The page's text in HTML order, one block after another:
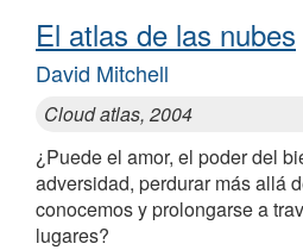
El atlas de las nubes
David Mitchell
Cloud atlas, 2004
¿Puede el amor, el poder del
adversidad, perdurar más allá
conocemos y prolongarse a
lugares?